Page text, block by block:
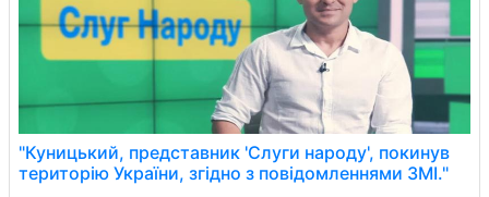
"Куницький, представник 'Слуги народу', покинув
територію України, згідно з повідомленнями ЗМІ."